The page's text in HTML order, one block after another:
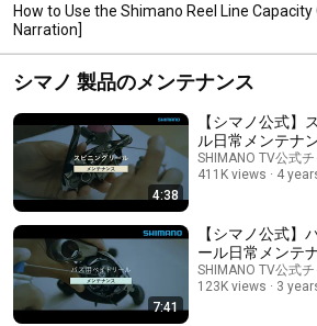
How to Use the Shimano Reel Line
Narration]
シマノ 製品のメンテナンス
4:38
【シマノ公式】
ル日常メンテナ
SHIMANO TV公式
411K views
4
7:41
【シマノ公式】
ール日常メンテ
SHIMANO TV公式
123K views
3